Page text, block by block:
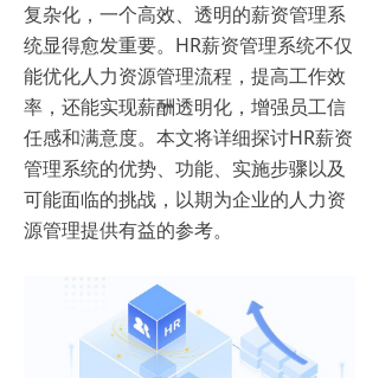
复杂化，一个高效、透明的薪资管理系
统显得愈发重要。HR薪资管理系统不仅
能优化人力资源管理流程，提高工作效
率，还能实现薪酬透明化，增强员工信
任感和满意度。本文将详细探讨HR薪资
管理系统的优势、功能、实施步骤以及
可能面临的挑战，以期为企业的人力资
源管理提供有益的参考。